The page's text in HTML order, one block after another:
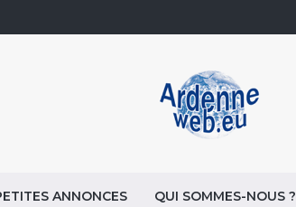
ANNONCES QUI SOMMES-NOUS ?